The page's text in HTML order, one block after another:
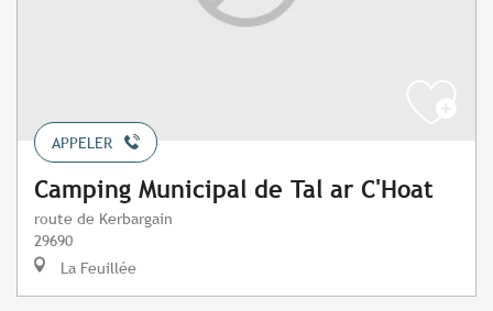
APPELER
Camping Municipal de Tal ar C'Hoat
route de Kerbargain
29690
La Feuillée